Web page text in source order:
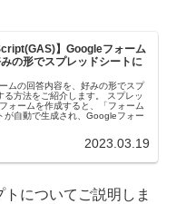
】Googleフォーム
の形でスプレッドシートに
ムの回答内容を、好みの形でスプ
る方法をご紹介します。 スプレッ
ォームを作成すると、「フォーム
が自動で生成され、Googleフォー
2023.03.19
についてご説明しま